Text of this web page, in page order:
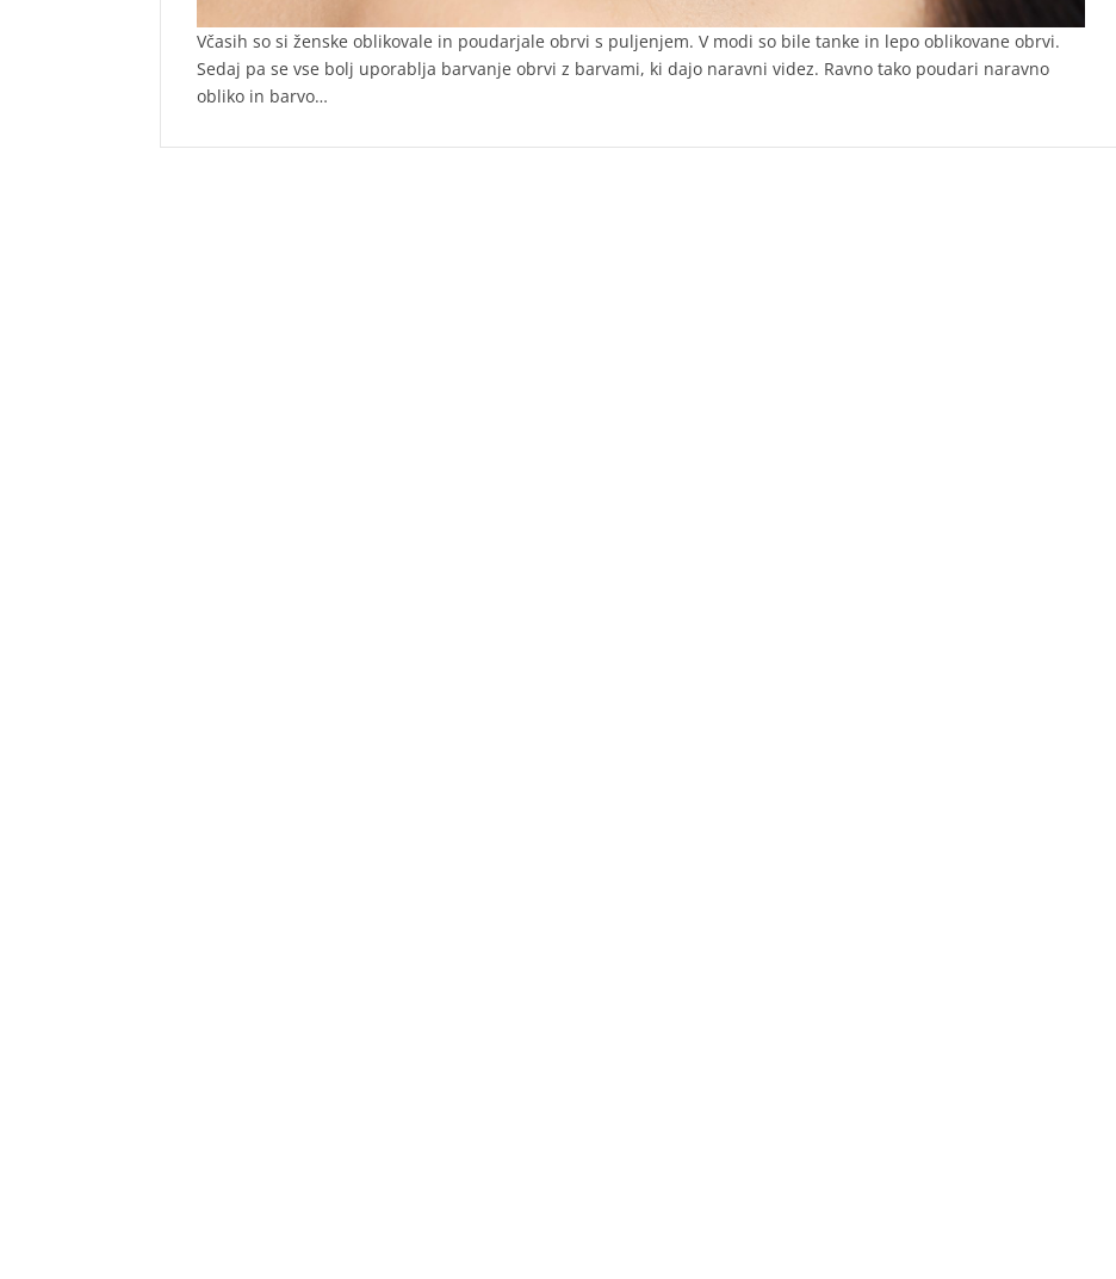
Včasih so si ženske oblikovale in poudarjale obrvi s puljenjem. V modi so bile tanke in lepo oblikovane obrvi.
Sedaj pa se vse bolj uporablja barvanje obrvi z barvami, ki dajo naravni videz. Ravno tako poudari naravno
obliko in barvo…